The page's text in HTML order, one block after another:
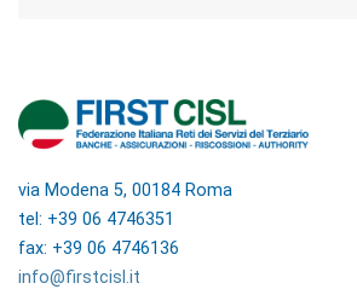
via Modena 5, 00184 Roma
tel: +39 06 4746351
fax: +39 06 4746136
info@firstcisl.it